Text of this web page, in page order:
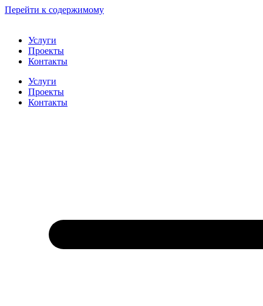
Перейти к содержимому
Услуги
Проекты
Контакты
Услуги
Проекты
Контакты